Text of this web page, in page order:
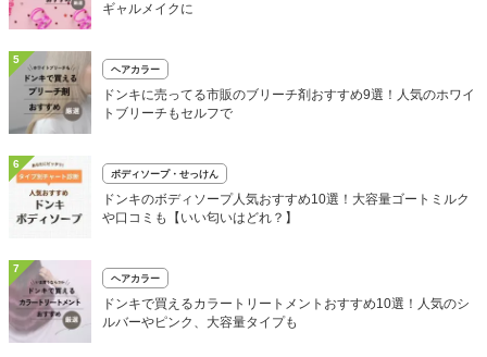
ギャルメイクに
5
ヘアカラー
ドンキに売ってる市販のブリーチ剤おすすめ9選！人気のホワイ
トブリーチもセルフで
6
ボディソープ・せっけん
ドンキのボディソープ人気おすすめ10選！大容量ゴートミルク
や口コミも【いい匂いはどれ？】
7
ヘアカラー
ドンキで買えるカラートリートメントおすすめ10選！人気のシ
ルバーやピンク、大容量タイプも